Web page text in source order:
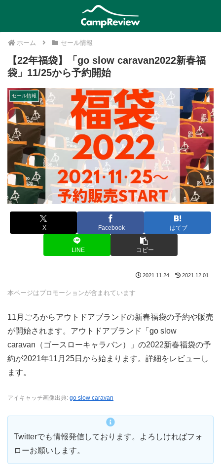
ホーム セール情報
【22年福袋】「go slow caravan2022新春福
袋」11/25から予約開始
セール情報
X Facebook はてブ
LINE コピー
2021.11.24 2021.12.01
本ページはプロモーションが含まれています
11月ごろからアウトドアブランドの新春福袋の予約や販売
が開始されます。アウトドアブランド「go slow
caravan（ゴースローキャラバン）」の2022新春福袋の予
約が2021年11月25日から始まります。詳細をレビューし
ます。
アイキャッチ画像出典: go slow caravan
Twitterでも情報発信しております。よろしければフォ
ローお願いします。